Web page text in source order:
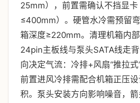
25mm），前置需确认不挡显卡
≤400mm）。硬管水冷需预留
箱深度≥220mm。清理机箱内
24pin主板线与泵头SATA线走
向决定气流：冷排+风扇“推拉式
前置进风冷排需配合机箱正压
积。泵头安装方向影响噪音，